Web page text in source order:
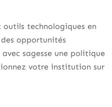
technologiques en
opportunités
sagesse une politique
votre institution sur